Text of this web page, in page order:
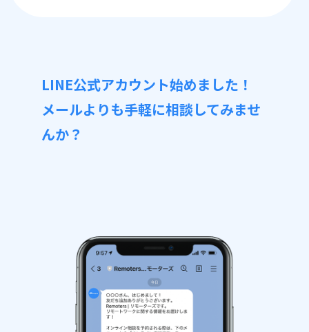
LINE公式アカウント始めました！
メールよりも手軽に相談してみませ
んか？